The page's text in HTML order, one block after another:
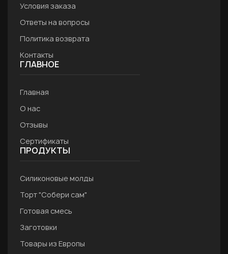
Условия заказа
Ответы на вопросы
Политика возврата
Контакты
ГЛАВНОЕ
Главная
О нас
Отзывы
Сертификаты
ПРОДУКТЫ
Силиконовые молды
Торт "Собери сам"
Готовая смесь
Заготовки
Товары из Европы